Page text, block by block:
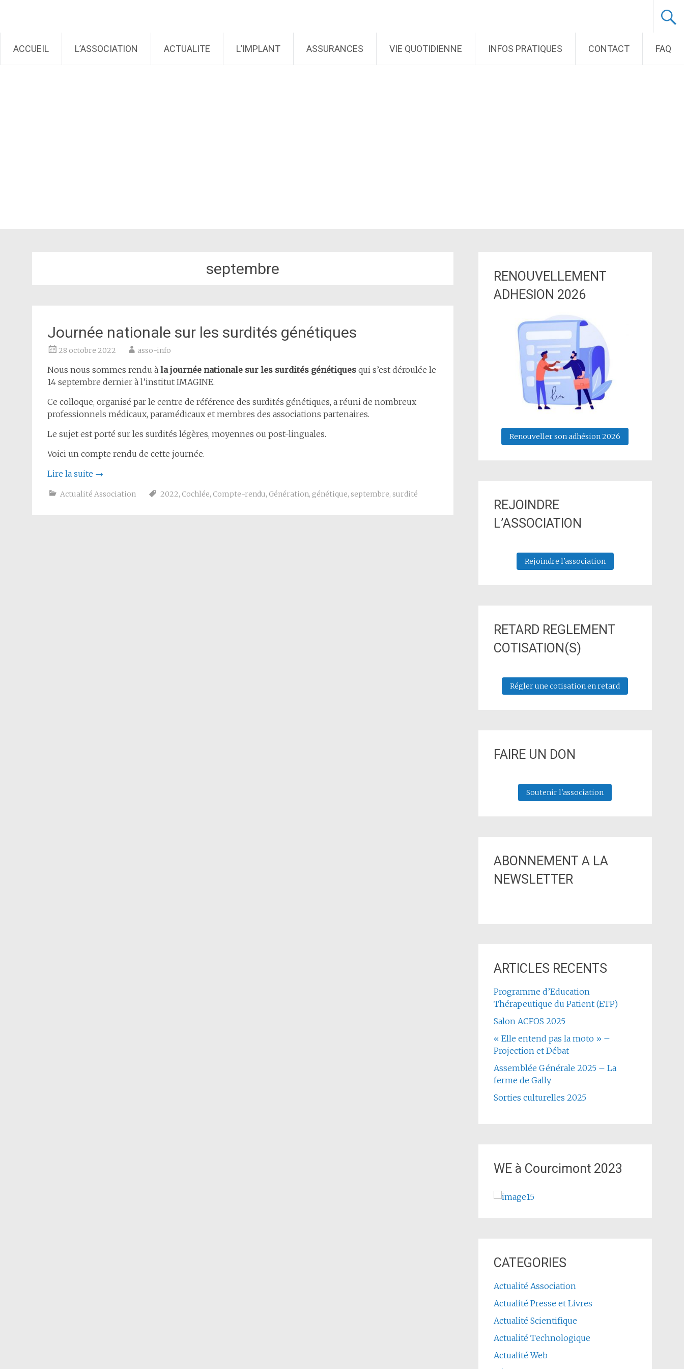
ACCUEIL L’ASSOCIATION ACTUALITE L’IMPLANT ASSURANCES VIE QUOTIDIENNE INFOS PRATIQUES CONTACT FAQ
septembre
Journée nationale sur les surdités génétiques
28 octobre 2022 asso-info
Nous nous sommes rendu à la journée nationale sur les surdités génétiques qui s’est déroulée le
14 septembre dernier à l’institut IMAGINE.
Ce colloque, organisé par le centre de référence des surdités génétiques, a réuni de nombreux
professionnels médicaux, paramédicaux et membres des associations partenaires.
Le sujet est porté sur les surdités légères, moyennes ou post-linguales.
Voici un compte rendu de cette journée.
Lire la suite →
Actualité Association 2022, Cochlée, Compte-rendu, Génération, génétique, septembre, surdité
RENOUVELLEMENT
ADHESION 2026
Renouveller son adhésion 2026
REJOINDRE
L’ASSOCIATION
Rejoindre l'association
RETARD REGLEMENT
COTISATION(S)
Régler une cotisation en retard
FAIRE UN DON
Soutenir l'association
ABONNEMENT A LA
NEWSLETTER
ARTICLES RECENTS
Programme d’Education
Thérapeutique du Patient (ETP)
Salon ACFOS 2025
« Elle entend pas la moto » –
Projection et Débat
Assemblée Générale 2025 – La
ferme de Gally
Sorties culturelles 2025
WE à Courcimont 2023
CATEGORIES
Actualité Association
Actualité Presse et Livres
Actualité Scientifique
Actualité Technologique
Actualité Web